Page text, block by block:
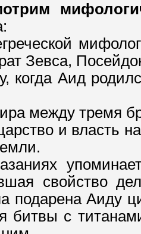
Зевса,
когда Аид
между тремя
и власть
свойство
подарена Аиду
с